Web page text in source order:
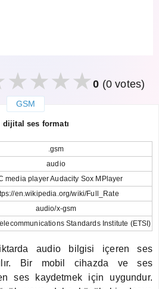
0 (0 votes)
GSM
dijital ses formatı
.gsm
audio
media player Audacity Sox MPlayer
en.wikipedia.org/wiki/Full_Rate
audio/x-gsm
Standards Institute (ETSI)
audio bilgisi içeren ses
Bir mobil cihazda ve ses
ses kaydetmek için uygundur.